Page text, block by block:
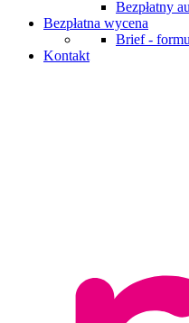
Bezpłatny
Bezpłatna wycena
Brief -
Kontakt